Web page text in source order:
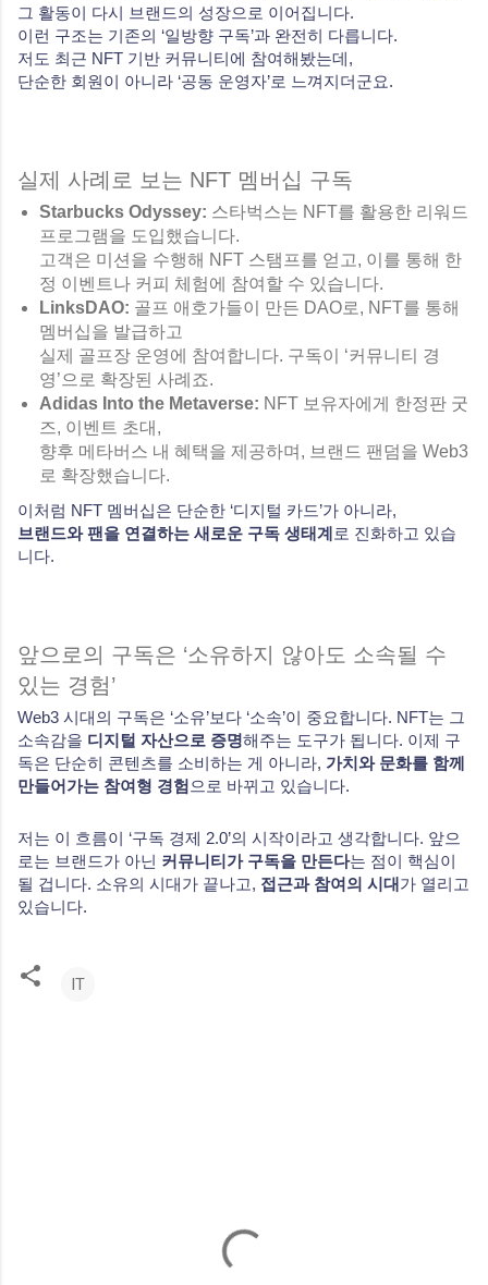
그 활동이 다시 브랜드의 성장으로 이어집니다.
이런 구조는 기존의 ‘일방향 구독’과 완전히 다릅니다.
저도 최근 NFT 기반 커뮤니티에 참여해봤는데,
단순한 회원이 아니라 ‘공동 운영자’로 느껴지더군요.
실제 사례로 보는 NFT 멤버십 구독
Starbucks Odyssey: 스타벅스는 NFT를 활용한 리워드
프로그램을 도입했습니다.
고객은 미션을 수행해 NFT 스탬프를 얻고, 이를 통해 한
정 이벤트나 커피 체험에 참여할 수 있습니다.
LinksDAO: 골프 애호가들이 만든 DAO로, NFT를 통해
멤버십을 발급하고
실제 골프장 운영에 참여합니다. 구독이 ‘커뮤니티 경
영’으로 확장된 사례죠.
Adidas Into the Metaverse: NFT 보유자에게 한정판 굿
즈, 이벤트 초대,
향후 메타버스 내 혜택을 제공하며, 브랜드 팬덤을 Web3
로 확장했습니다.
이처럼 NFT 멤버십은 단순한 ‘디지털 카드’가 아니라,
브랜드와 팬을 연결하는 새로운 구독 생태계 로 진화하고 있습
니다.
앞으로의 구독은 ‘소유하지 않아도 소속될 수
있는 경험’
Web3 시대의 구독은 ‘소유’보다 ‘소속’이 중요합니다. NFT는 그
소속감을 디지털 자산으로 증명해주는 도구가 됩니다. 이제 구
독은 단순히 콘텐츠를 소비하는 게 아니라, 가치와 문화를 함께
만들어가는 참여형 경험 으로 바뀌고 있습니다.
저는 이 흐름이 ‘구독 경제 2.0’의 시작이라고 생각합니다. 앞으
로는 브랜드가 아닌 커뮤니티가 구독을 만든다는 점이 핵심이
될 겁니다. 소유의 시대가 끝나고, 접근과 참여의 시대가 열리고
있습니다.
IT